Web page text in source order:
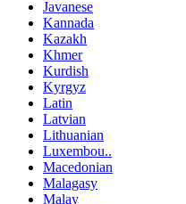
Javanese
Kannada
Kazakh
Khmer
Kurdish
Kyrgyz
Latin
Latvian
Lithuanian
Luxembou..
Macedonian
Malagasy
Malay